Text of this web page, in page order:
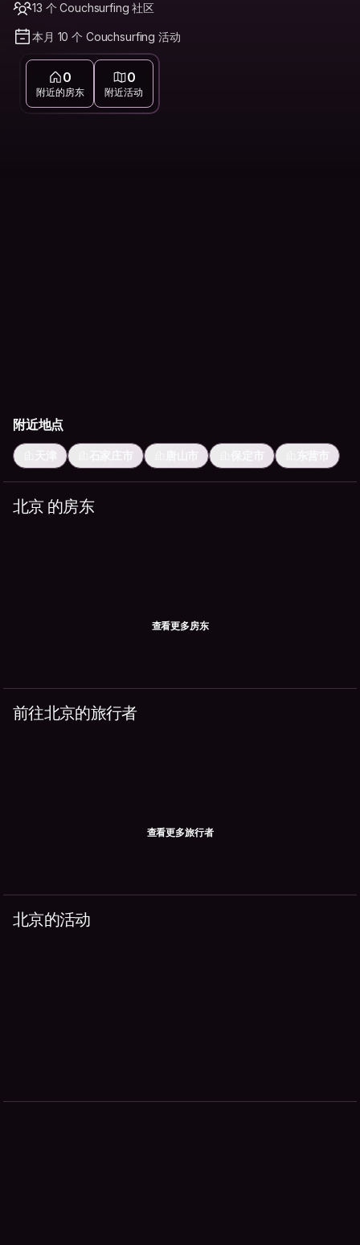
13 个 Couchsurfing 社区
本月 10 个 Couchsurfing 活动
0
附近的房东
0
附近活动
附近地点
石家庄市 唐山市 保定市 东营市
北京 的房东
查看更多房东
前往北京的旅行者
查看更多旅行者
北京的活动